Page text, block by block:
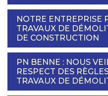
NOTRE ENTREPRISE
TRAVAUX DE
DE CONSTRUCTION
PN BENNE : NOUS
RESPECT DES
TRAVAUX DE